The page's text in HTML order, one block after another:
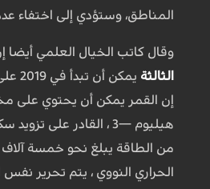
المناطق، وستؤدي إلى اختفاء
وقال كاتب الخيال العلمي أيضا
الثالثة
يمكن
إن القمر يمكن أن يحتوي على
هيليوم —3 ، القادر على
من الطاقة يبلغ نحو خمسة آلاف
الحراري النووي ، يتم تحرير